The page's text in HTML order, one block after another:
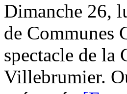
Dimanche 26,
de Communes
spectacle de
Villebrumier.